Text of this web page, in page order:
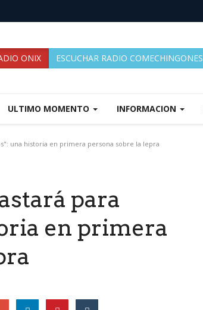
ONIX ESCUCHAR RADIO COMECHINGONES
ULTIMO MOMENTO INFORMACION
una historia en primera persona sobre la lepra
para
en primera